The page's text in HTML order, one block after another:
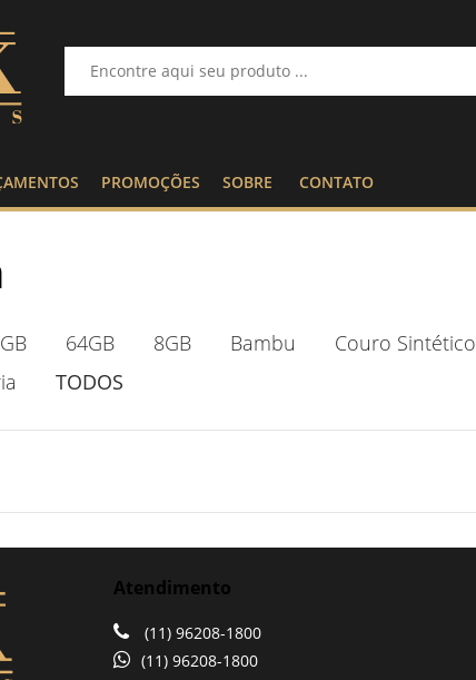
PROMOÇÕES SOBRE CONTATO
64GB 8GB Bambu Couro Sintético
TODOS
Atendimento
(11) 96208-1800
(11) 96208-1800